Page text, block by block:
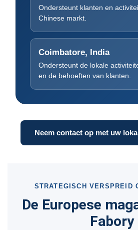
Ondersteunt klanten en
Chinese markt.
Coimbatore, India
Ondersteunt de lokale
en de behoeften van klanten.
Neem contact op met uw
STRATEGISCH VERSPREID
De Europese
Fabory